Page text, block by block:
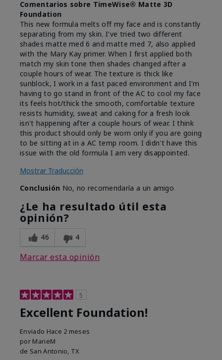
Comentarios sobre TimeWise® Matte 3D
Foundation
This new formula melts off my face and is constantly
separating from my skin. I've tried two different
shades matte med 6 and matte med 7, also applied
with the Mary Kay primer. When I first applied both
match my skin tone then shades changed after a
couple hours of wear. The texture is thick like
sunblock, I work in a fast paced environment and I'm
having to go stand in front of the AC to cool my face
its feels hot/thick the smooth, comfortable texture
resists humidity, sweat and caking for a fresh look
isn't happening after a couple hours of wear. I think
this product should only be worn only if you are going
to be sitting at in a AC temp room. I didn't have this
issue with the old formula I am very disappointed.
Mostrar Traducción
Conclusión No, no recomendaría a un amigo
¿Le ha resultado útil esta
opinión?
46 4
Marcar esta opinión
5
Excellent Foundation!
Enviado Hace 2 meses
por MarieM
de San Antonio, TX